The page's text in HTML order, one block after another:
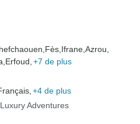
Fès, Ifrane, Azrou,
Erfoud, +7 de plus
+4 de plus
Adventures